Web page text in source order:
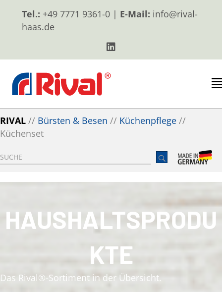
Tel.: +49 7771 9361-0 | E-Mail: info@rival-
haas.de
RIVAL // Bürsten & Besen // Küchenpflege //
Küchenset
HAUSHALTSPRODU
KTE
Das Rival®-Sortiment in der Übersicht.